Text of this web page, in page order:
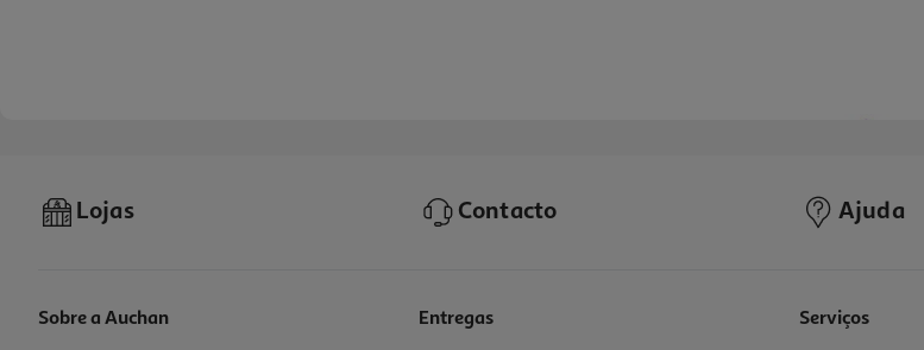
Lojas Contacto Ajuda
Sobre a Auchan Entregas Serviços